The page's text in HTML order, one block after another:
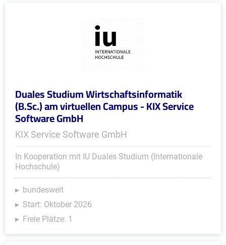
Duales Studium Wirtschaftsinformatik
(B.Sc.) am virtuellen Campus - KIX Service
Software GmbH
KIX Service Software GmbH
In Kooperation mit IU Duales Studium (Internationale
Hochschule)
bundesweit
Start: Oktober 2026
Freie Plätze: 1